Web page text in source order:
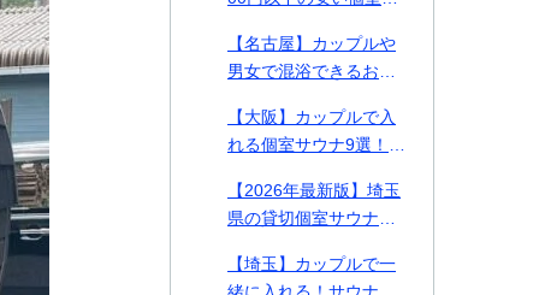
る施設を徹底比較【料
金表付き】
【名古屋】カップルや
男女で混浴できるおす
プライベートサウナ9
選！
【大阪】カップルで入
れる個室サウナ9選！貸
サウナや2026年最新施
設も紹介！
【2026年最新版】埼玉
県の貸切個室サウナ・
すすめ14選！カップル
【埼玉】カップルで一